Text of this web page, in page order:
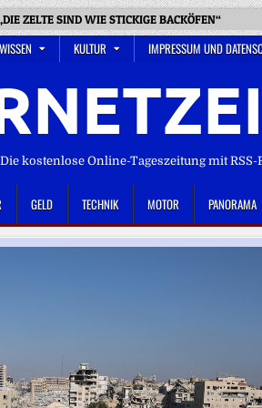
ZELTE SIND WIE STICKIGE BACKÖFEN“
KULTUR IMPRESSUM UND
kostenlose Online-Tageszeitung mit
GELD TECHNIK MOTOR PANORAMA